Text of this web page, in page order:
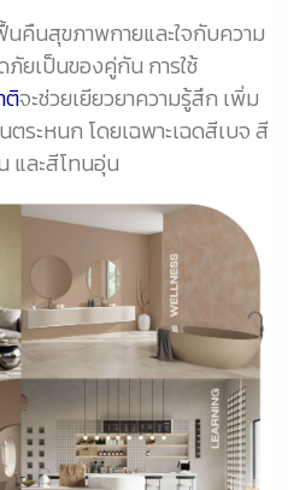
คืนสุขภาพกายและใจกับความ
ยเป็นของคู่กัน การใช้
ติจะช่วยเยียวยาความรู้สึก เพิ่ม
ระหนก โดยเฉพาะเฉดสีเบจ สี
และสีโทนอุ่น